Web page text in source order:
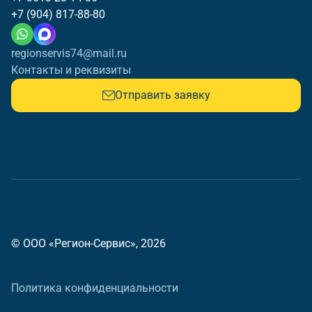
+7 (904) 817-88-80
regionservis74@mail.ru
Контакты и реквизиты
Отправить заявку
© ООО «Регион-Сервис», 2026
Политика конфиденциальности